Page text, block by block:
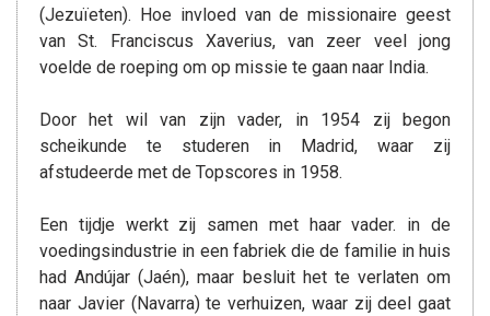
(Jezuïeten). Hoe invloed van de missionaire geest
van St. Franciscus Xaverius, van zeer veel jong
voelde de roeping om op missie te gaan naar India.
Door het wil van zijn vader, in 1954 zij begon
scheikunde te studeren in Madrid, waar zij
afstudeerde met de Topscores in 1958.
Een tijdje werkt zij samen met haar vader. in de
voedingsindustrie in een fabriek die de familie in huis
had Andújar (Jaén), maar besluit het te verlaten om
naar Javier (Navarra) te verhuizen, waar zij deel gaat